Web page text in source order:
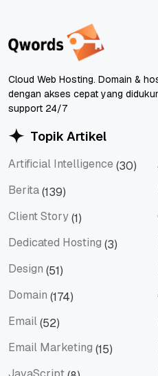
Cloud Web Hosting. Domain &
dengan akses cepat yang
support 24/7
Topik Artikel
Artificial Intelligence (30)
Berita(139)
Client Story(1)
Dedicated Hosting (3)
Design (51)
Domain (174)
Email(52)
Email Marketing (15)